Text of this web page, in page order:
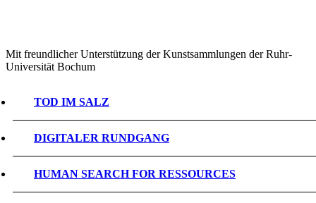
Mit freundlicher Unterstützung der Kunstsammlungen der Ruhr-
Universität Bochum
TOD IM SALZ
DIGITALER RUNDGANG
HUMAN SEARCH FOR RESSOURCES